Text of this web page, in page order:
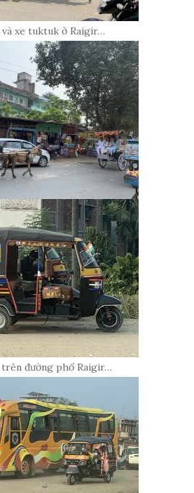
và xe tuktuk ở Raigir…
trên đường phố Raigir…